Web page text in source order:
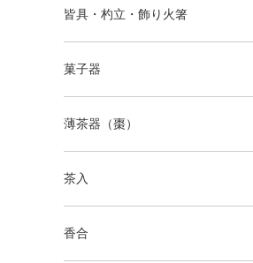
皆具・杓立・飾り火箸
菓子器
薄茶器（棗）
茶入
香合